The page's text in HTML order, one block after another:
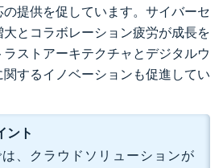
提供を促しています。サイバーセ
とコラボレーション疲労が成長を
ストアーキテクチャとデジタルウ
するイノベーションも促進してい
ント
、クラウドソリューションが